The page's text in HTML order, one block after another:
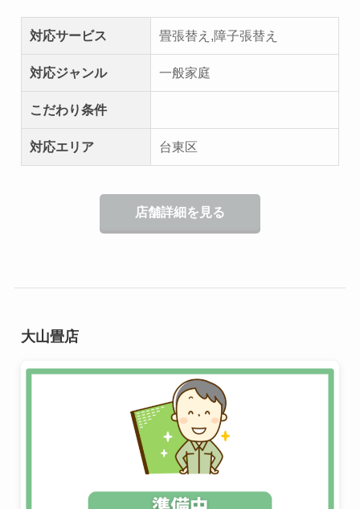
対応サービス 畳張替え,障子張替え
対応ジャンル 一般家庭
こだわり条件
対応エリア 台東区
店舗詳細を見る
大山畳店